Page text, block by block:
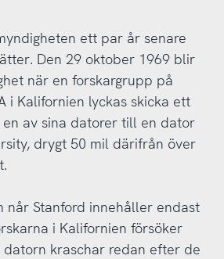
ett par år senare
Den 29 oktober 1969 blir
när en forskargrupp på
i Kalifornien lyckas skicka ett
av sina datorer till en dator
drygt 50 mil därifrån över
når Stanford innehåller endast
i Kalifornien försöker
datorn kraschar redan efter de